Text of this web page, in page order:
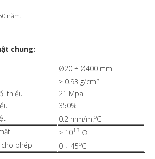
năm.
chung:
Ø20 ÷ Ø400 mm
≥ 0.93 g/cm3
thiểu
21 Mpa
350%
0.2 mm/m. oC
> 1013 Ω
cho phép
0 ÷ 45oC